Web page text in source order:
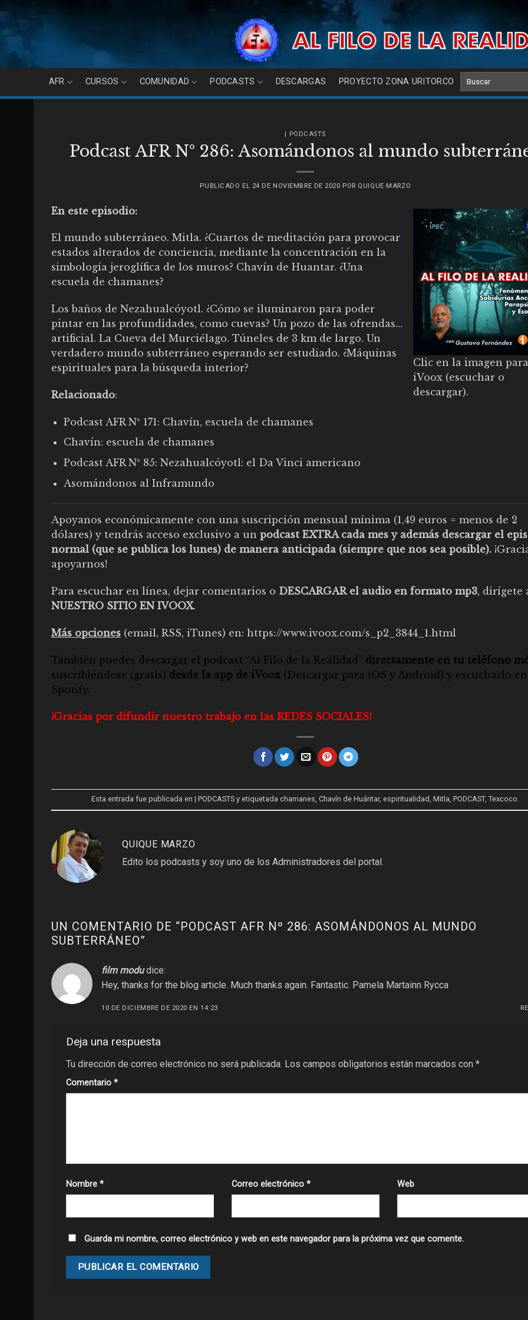
content
AFR CURSOS COMUNIDAD PODCASTS DESCARGAS PROYECTO ZONA URITORCO
| PODCASTS
Podcast AFR Nº 286: Asomándonos al mundo
PUBLICADO EL 24 DE NOVIEMBRE DE 2020 POR QUIQUE MARZO
Clic en la imagen
iVoox (escuchar o
descargar).
En este episodio:
El mundo subterráneo. Mitla. ¿Cuartos de meditación para provocar
estados alterados de conciencia, mediante la concentración en la
simbología jeroglífica de los muros? Chavín de Huantar. ¿Una
escuela de chamanes?
Los baños de Nezahualcóyotl. ¿Cómo se iluminaron para poder
pintar en las profundidades, como cuevas? Un pozo de las ofrendas…
artificial. La Cueva del Murciélago. Túneles de 3 km de largo. Un
verdadero mundo subterráneo esperando ser estudiado. ¿Máquinas
espirituales para la búsqueda interior?
Relacionado:
Podcast AFR Nº 171: Chavín, escuela de chamanes
Chavín: escuela de chamanes
Podcast AFR Nº 85: Nezahualcóyotl: el Da Vinci americano
Asomándonos al Inframundo
Apoyanos económicamente con una suscripción mensual mínima (1,49 euros = menos de 2
dólares) y tendrás acceso exclusivo a un podcast EXTRA cada mes y además descargar el
normal (que se publica los lunes) de manera anticipada (siempre que nos sea posible).
apoyarnos!
Para escuchar en línea, dejar comentarios o DESCARGAR el audio en formato mp3, dirígete
NUESTRO SITIO EN IVOOX.
Más opciones (email, RSS, iTunes) en: https://www.ivoox.com/s_p2_3844_1.html
También puedes descargar el podcast “Al Filo de la Realidad” directamente en tu teléfono
suscribiéndose (gratis) desde la app de iVoox (Descargar para iOS y Android ) y escucharlo en
Spotify.
¡Gracias por difundir nuestro trabajo en las REDES SOCIALES!
Esta entrada fue publicada en| PODCASTS y etiquetadachamanes ,Chavín de Huántar,espiritualidad ,Mitla ,PODCAST,Texcoco
QUIQUE MARZO
Edito los podcasts y soy uno de los Administradores del portal.
UN COMENTARIO DE “PODCAST AFR Nº 286: ASOMÁNDONOS AL MUNDO
SUBTERRÁNEO”
film modu dice:
Hey, thanks for the blog article. Much thanks again. Fantastic. Pamela Martainn Rycca
10 DE DICIEMBRE DE 2020 EN 14:23
Deja una respuesta
Tu dirección de correo electrónico no será publicada. Los campos obligatorios están marcados con *
Comentario *
Nombre * Correo electrónico * Web
Guarda mi nombre, correo electrónico y web en este navegador para la próxima vez que comente.